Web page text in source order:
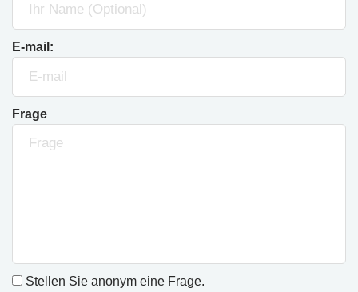
E-mail:
Frage
Stellen Sie anonym eine Frage.